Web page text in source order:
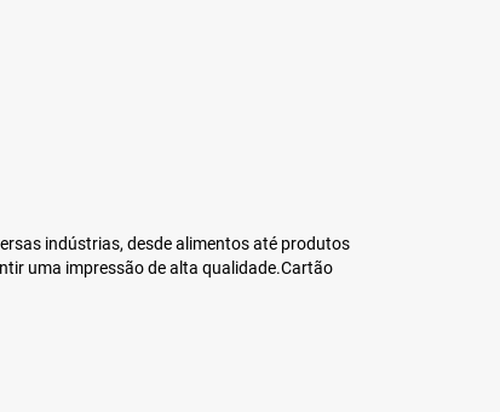
indústrias, desde alimentos até produtos
uma impressão de alta qualidade.Cartão